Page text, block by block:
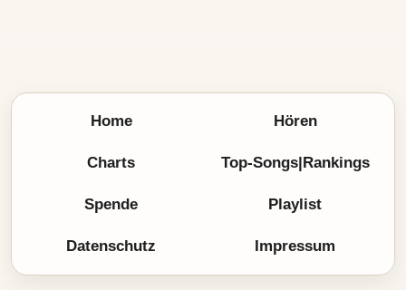
Home Hören
Charts Top-Songs|Rankings
Spende Playlist
Datenschutz Impressum